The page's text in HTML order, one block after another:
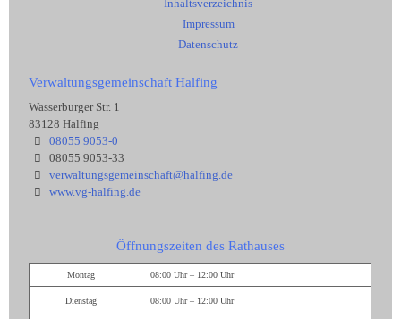
Inhaltsverzeichnis
Impressum
Datenschutz
Verwaltungsgemeinschaft Halfing
Wasserburger Str. 1
83128 Halfing
08055 9053-0
08055 9053-33
verwaltungsgemeinschaft@halfing.de
www.vg-halfing.de
Öffnungszeiten des Rathauses
Montag 08:00 Uhr – 12:00 Uhr
Dienstag 08:00 Uhr – 12:00 Uhr